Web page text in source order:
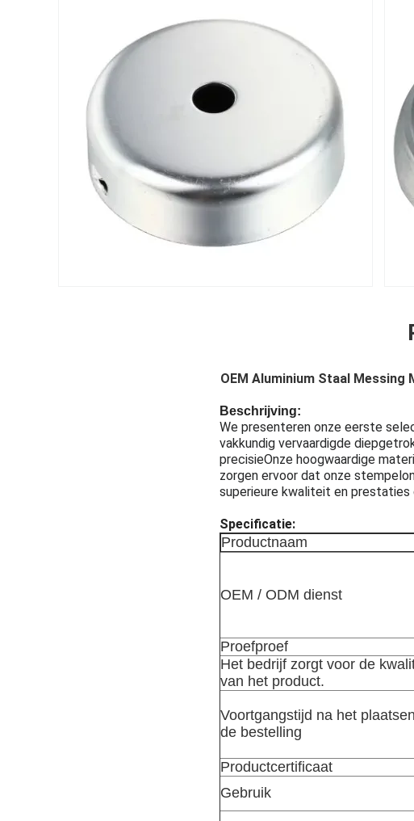
OEM Aluminium Staal
Beschrijving:
We presenteren onze eerste
vakkundig vervaardigde
precisieOnze hoogwaardige
zorgen ervoor dat onze
superieure kwaliteit en prestaties
Specificatie:
Productnaam
OEM / ODM dienst
Proefproef
Het bedrijf zorgt voor de
van het product.
Voortgangstijd na het
de bestelling
Productcertificaat
Gebruik